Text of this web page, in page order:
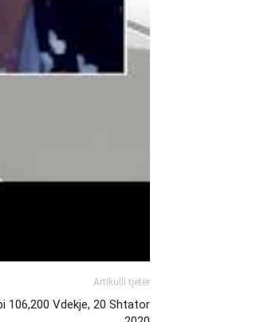
Artikulli tjetër
106,200 Vdekje, 20 Shtator